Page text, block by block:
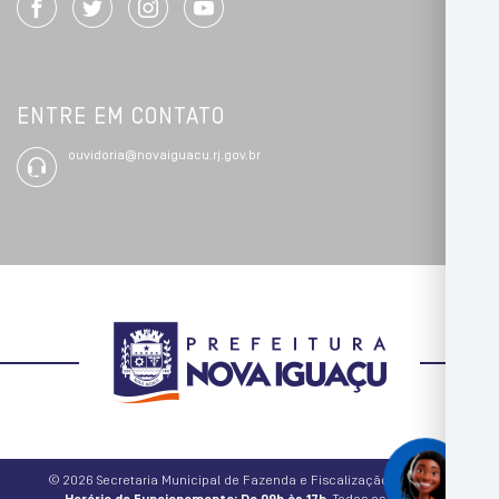
ENTRE EM CONTATO
ouvidoria@novaiguacu.rj.gov.br
© 2026 Secretaria Municipal de Fazenda e Fiscalização Tributária.